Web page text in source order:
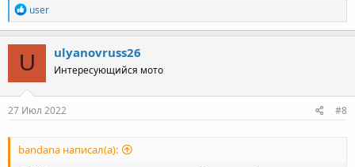
R
e
a
c
i
o
n
s
user
U ulyanovruss26
Интересующийся мото
27 Июл 2022 #8
bandana написал(а):